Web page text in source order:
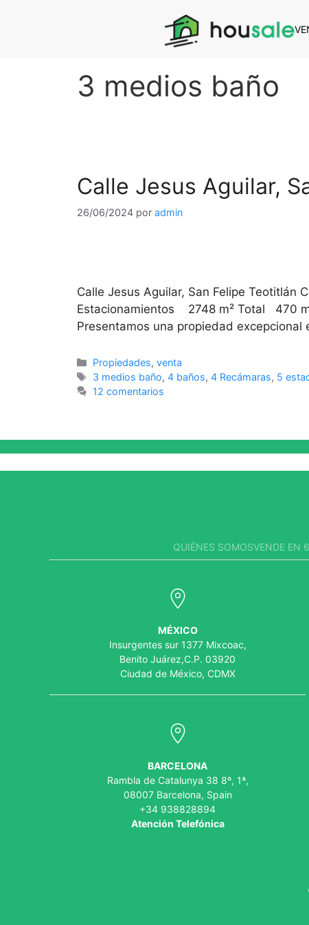
3 medios baño
Calle Jesus Aguilar,
26/06/2024 por admin
Calle Jesus Aguilar, San Felipe Teotitlán
Estacionamientos 2748 m² Total 470
Presentamos una propiedad
Propiedades,venta
3 medios baño,4 baños,4 Recámaras, 5
12 comentarios
QUIÉNES SOMOSVENDE EN
MÉXICO
Insurgentes sur 1377 Mixcoac,
Benito Juárez,C.P. 03920
Ciudad de México, CDMX
BARCELONA
Rambla de Catalunya 38 8º, 1ª,
08007 Barcelona, Spain
+34 938828894
Atención Telefónica